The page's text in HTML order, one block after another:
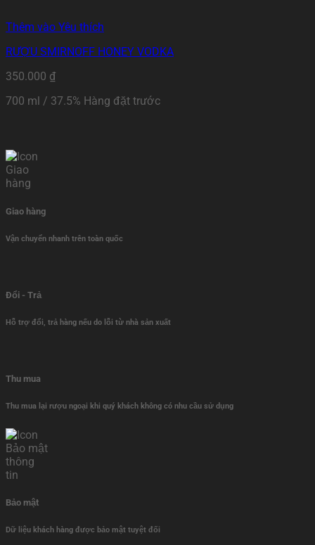
Thêm vào Yêu thích
RƯỢU SMIRNOFF HONEY VODKA
350.000 ₫
700 ml / 37.5% Hàng đặt trước
Giao hàng
Vận chuyển nhanh trên toàn quốc
Đổi - Trả
Hỗ trợ đổi, trả hàng nếu do lỗi từ nhà sản xuất
Thu mua
Thu mua lại rượu ngoại khi quý khách không có nhu cầu sử dụng
Bảo mật
Dữ liệu khách hàng được bảo mật tuyệt đối